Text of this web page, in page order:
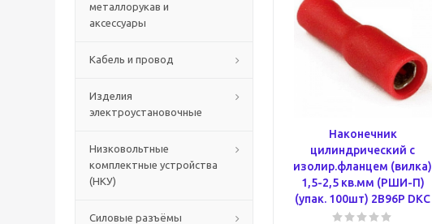
металлорукав и
аксессуары
Кабель и провод
Изделия
электроустановочные
Низковольтные
комплектные устройства
(НКУ)
Силовые разъёмы
Наконечник
цилиндрический с
изолир.фланцем (вилка)
1,5-2,5 кв.мм (РШИ-П)
(упак. 100шт) 2B96P DKC